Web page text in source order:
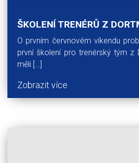
ŠKOLENÍ TRENÉRŮ Z
O prvním červnovém víkendu
první školení pro trenérský tým z
měli […]
Zobrazit více